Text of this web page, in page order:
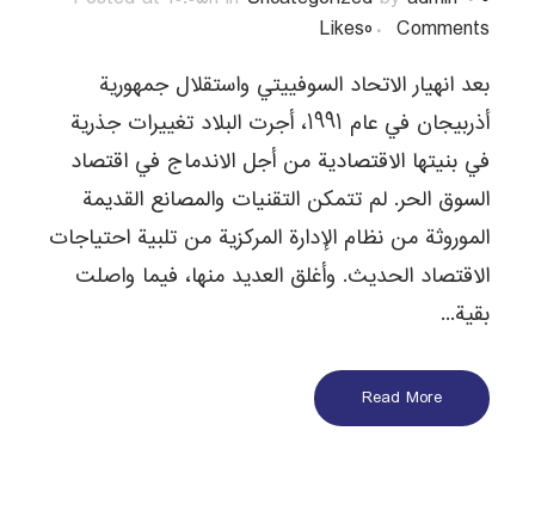
Comments
0
Likes
بعد انهيار الاتحاد السوفييتي واستقلال جمهورية
أذربيجان في عام 1991، أجرت البلاد تغييرات جذرية
في بنيتها الاقتصادية من أجل الاندماج في اقتصاد
السوق الحر. لم تتمكن التقنيات والمصانع القديمة
الموروثة من نظام الإدارة المركزية من تلبية احتياجات
الاقتصاد الحديث. وأغلق العديد منها، فيما واصلت
بقية...
Read More